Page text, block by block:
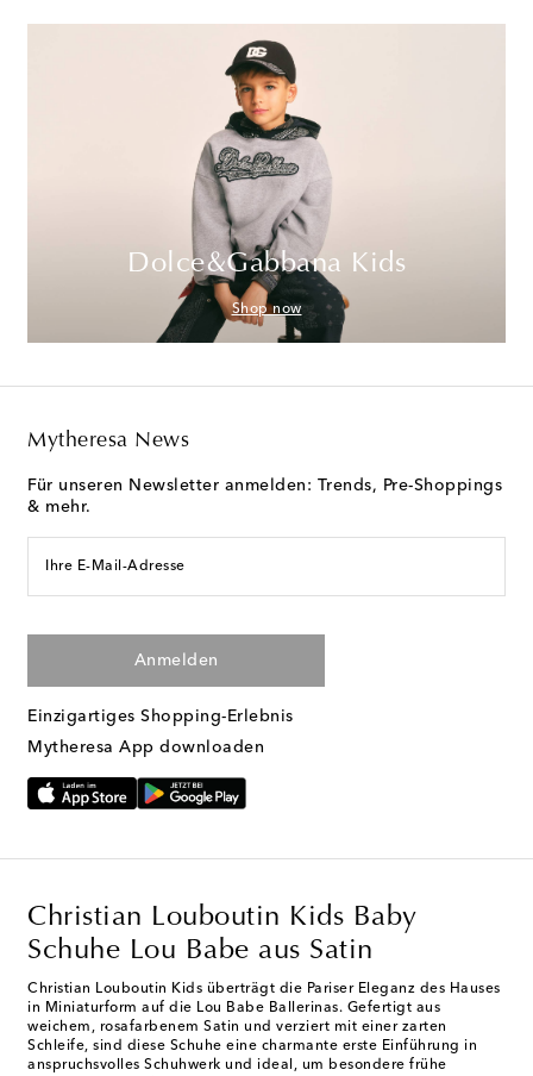
Dolce&Gabbana Kids
Shop now
Mytheresa News
Für unseren Newsletter anmelden: Trends, Pre-Shoppings
& mehr.
Ihre E-Mail-Adresse
Anmelden
Einzigartiges Shopping-Erlebnis
Mytheresa App downloaden
Christian Louboutin Kids Baby
Schuhe Lou Babe aus Satin
Christian Louboutin Kids überträgt die Pariser Eleganz des Hauses
in Miniaturform auf die Lou Babe Ballerinas. Gefertigt aus
weichem, rosafarbenem Satin und verziert mit einer zarten
Schleife, sind diese Schuhe eine charmante erste Einführung in
anspruchsvolles Schuhwerk und ideal, um besondere frühe